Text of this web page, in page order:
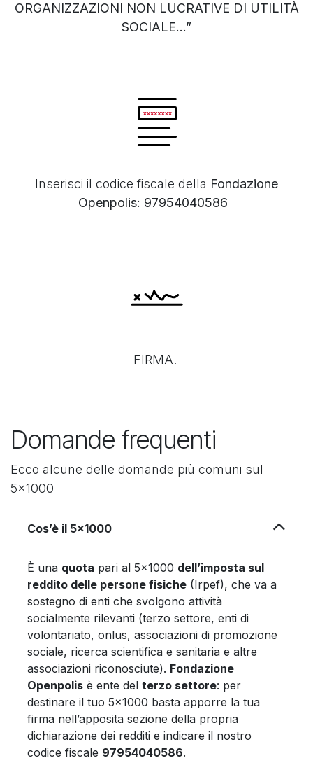
ORGANIZZAZIONI NON LUCRATIVE DI UTILITÀ
SOCIALE...”
Inserisci il codice fiscale della Fondazione
Openpolis: 97954040586
FIRMA.
Domande frequenti
Ecco alcune delle domande più comuni sul
5x1000
Cos’è il 5x1000
È una quota pari al 5x1000 dell’imposta sul
reddito delle persone fisiche (Irpef), che va a
sostegno di enti che svolgono attività
socialmente rilevanti (terzo settore, enti di
volontariato, onlus, associazioni di promozione
sociale, ricerca scientifica e sanitaria e altre
associazioni riconosciute). Fondazione
Openpolis è ente del terzo settore: per
destinare il tuo 5x1000 basta apporre la tua
firma nell’apposita sezione della propria
dichiarazione dei redditi e indicare il nostro
codice fiscale 97954040586.